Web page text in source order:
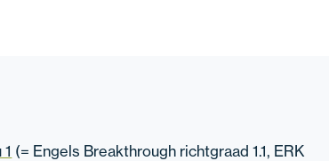
(= Engels Breakthrough richtgraad 1.1, ERK